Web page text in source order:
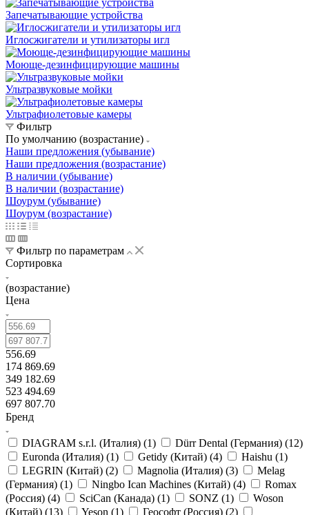
Запечатывающие устройства
Иглосжигатели и утилизаторы игл
Моюще-дезинфицирующие машины
Ультразвуковые мойки
Ультрафиолетовые камеры
Фильтр
По умолчанию (возрастание)
Наши предложения (убывание)
Наши предложения (возрастание)
В наличии (убывание)
В наличии (возрастание)
Шоурум (убывание)
Шоурум (возрастание)
Фильтр по параметрам
Сортировка
(возрастание)
Цена
556.69
174 869.69
349 182.69
523 494.69
697 807.70
Бренд
DIAGRAM s.r.l. (Италия) (1) Dürr Dental (Германия) (12)
Euronda (Италия) (1) Getidy (Китай) (4) Haishu (1)
LEGRIN (Китай) (2) Magnolia (Италия) (3)
Melag
(Германия) (1) Ningbo Ican Machines (Китай) (4)
Romax
(Россия) (4) SciCan (Канада) (1) SONZ (1)
Woson
(Китай) (13) Yeson (1) Геософт (Россия) (2)